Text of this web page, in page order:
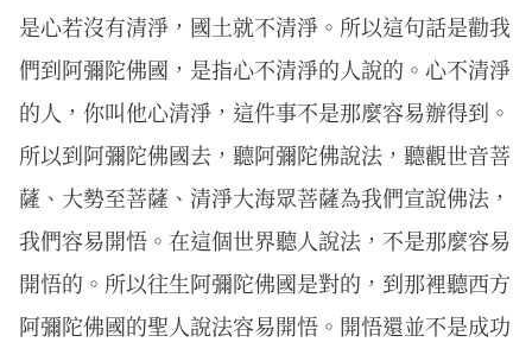
是心若沒有清淨，國土就不清淨。所以這句話是勸我
們到阿彌陀佛國，是指心不清淨的人說的。心不清淨
的人，你叫他心清淨，這件事不是那麼容易辦得到。
所以到阿彌陀佛國去，聽阿彌陀佛說法，聽觀世音菩
薩、大勢至菩薩、清淨大海眾菩薩為我們宣說佛法，
我們容易開悟。在這個世界聽人說法，不是那麼容易
開悟的。所以往生阿彌陀佛國是對的，到那裡聽西方
阿彌陀佛國的聖人說法容易開悟。開悟還並不是成功